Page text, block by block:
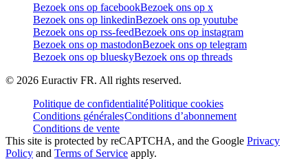
Bezoek ons op facebookBezoek ons op x
Bezoek ons op linkedinBezoek ons op youtube
Bezoek ons op rss-feedBezoek ons op instagram
Bezoek ons op mastodonBezoek ons op telegram
Bezoek ons op blueskyBezoek ons op threads
© 2026 Euractiv FR. All rights reserved.
Politique de confidentialitéPolitique cookies
Conditions généralesConditions d’abonnement
Conditions de vente
This site is protected by reCAPTCHA, and the Google Privacy
Policy and Terms of Service apply.